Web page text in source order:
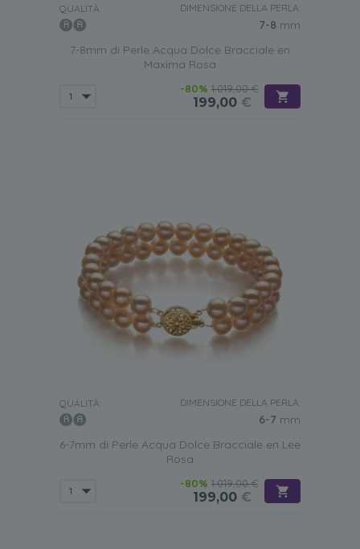
vorresti possedere. Ma, si spera, i consigli che abbiamo
dato sopra ti aiuteranno a trovare quello giusto per i tuoi
QUALITÀ: DIMENSIONE DELLA PERLA:
7-8 mm
7-8mm di Perle Acqua Dolce Bracciale en
Maxima Rosa
-80% 1.019,00 €
199,00 €
QUALITÀ: DIMENSIONE DELLA PERLA:
6-7 mm
6-7mm di Perle Acqua Dolce Bracciale en Lee
Rosa
-80% 1.019,00 €
199,00 €